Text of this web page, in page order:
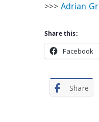
>>> Adrian
Share this:
Facebook
Share